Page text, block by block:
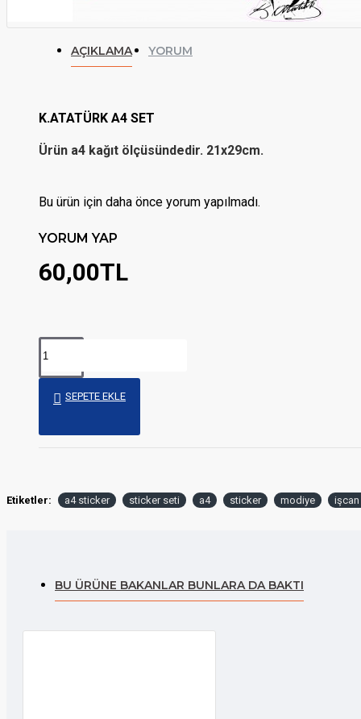
AÇIKLAMA YORUM
K.ATATÜRK A4 SET
Ürün a4 kağıt ölçüsündedir. 21x29cm.
Bu ürün için daha önce yorum yapılmadı.
YORUM YAP
60,00TL
SEPETE EKLE
Etiketler: a4 sticker sticker seti a4 sticker modiye
BU ÜRÜNE BAKANLAR BUNLARA DA BAKTI